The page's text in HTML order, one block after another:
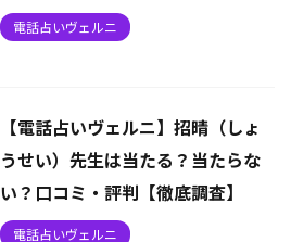
電話占いヴェルニ
【電話占いヴェルニ】招晴（しょ
うせい）先生は当たる？当たらな
い？口コミ・評判【徹底調査】
電話占いヴェルニ